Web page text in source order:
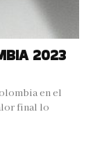
2023
en el
final lo